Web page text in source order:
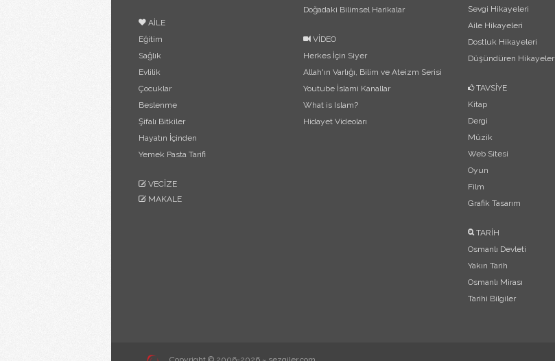
AİLE
Eğitim
Sağlık
Evlilik
Çocuklar
Beslenme
Şifalı Bitkiler
Hayatın İçinden
Yemek Pasta Tarifi
VECİZE
MAKALE
Doğadaki Bilimsel Harikalar
VİDEO
Herkes İçin Siyer
Allah'ın Varlığı, Bilim ve Ateizm Serisi
Youtube İslami Kanallar
What is Islam?
Hidayet Videoları
Sevgi Hikayeleri
Aile Hikayeleri
Dostluk Hikayeleri
Düşündüren Hikayeler
TAVSİYE
Kitap
Dergi
Müzik
Web Sitesi
Oyun
Film
Grafik Tasarım
TARİH
Osmanlı Devleti
Yakın Tarih
Osmanlı Mirası
Tarihi Bilgiler